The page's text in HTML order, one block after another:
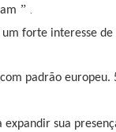
”.
forte interesse de
sua